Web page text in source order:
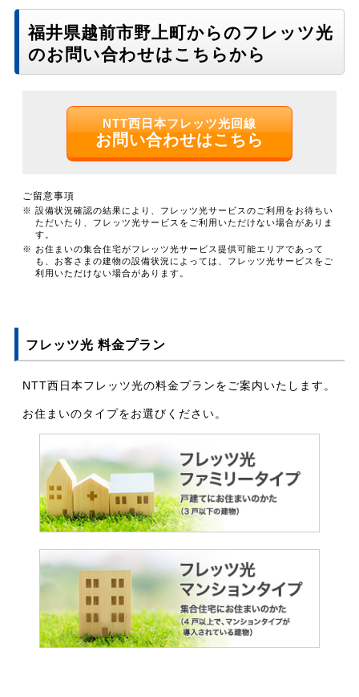
福井県越前市野上町からのフレッツ光
のお問い合わせはこちらから
NTT西日本フレッツ光回線
お問い合わせはこちら
ご留意事項
※ 設備状況確認の結果により、フレッツ光サービスのご利用をお待ちい
ただいたり、フレッツ光サービスをご利用いただけない場合がありま
す。
※ お住まいの集合住宅がフレッツ光サービス提供可能エリアであって
も、お客さまの建物の設備状況によっては、フレッツ光サービスをご
利用いただけない場合があります。
フレッツ光 料金プラン
NTT西日本フレッツ光の料金プランをご案内いたします。
お住まいのタイプをお選びください。